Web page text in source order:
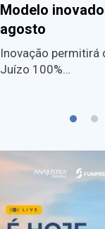
Modelo
agosto
Inovação permitirá
Juízo 100%…